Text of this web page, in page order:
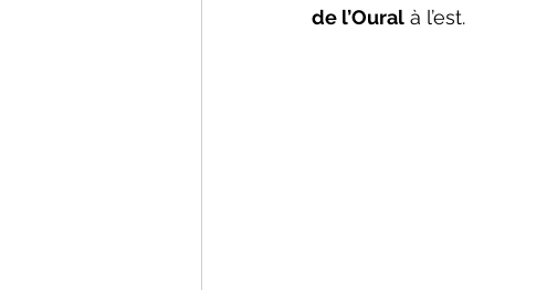
de l’Oural à l’est.